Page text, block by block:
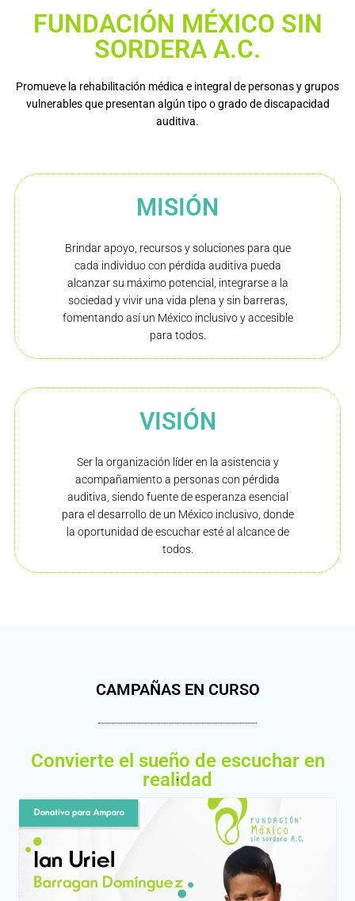
FUNDACIÓN MÉXICO SIN
SORDERA A.C.
Promueve la rehabilitación médica e integral de personas y grupos
vulnerables que presentan algún tipo o grado de discapacidad
auditiva.
MISIÓN
Brindar apoyo, recursos y soluciones para que
cada individuo con pérdida auditiva pueda
alcanzar su máximo potencial, integrarse a la
sociedad y vivir una vida plena y sin barreras,
fomentando así un México inclusivo y accesible
para todos.
VISIÓN
Ser la organización líder en la asistencia y
acompañamiento a personas con pérdida
auditiva, siendo fuente de esperanza esencial
para el desarrollo de un México inclusivo, donde
la oportunidad de escuchar esté al alcance de
todos.
CAMPAÑAS EN CURSO
Convierte el sueño de escuchar en
realidad